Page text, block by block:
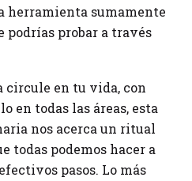
herramienta sumamente
podrías probar a través
circule en tu vida, con
en todas las áreas, esta
nos acerca un ritual
todas podemos hacer a
pasos. Lo más